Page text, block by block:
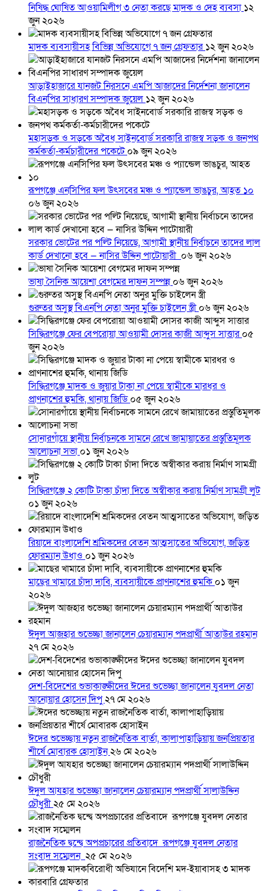
নিষিদ্ধ ঘোষিত আওয়ামিলীগ ৩ নেতা করছে মাদক ও দেহ ব্যবসা ১২
জুন ২০২৬
মাদক ব্যবসায়ীসহ বিভিন্ন অভিযোগে ৭ জন গ্রেফতার১২ জুন ২০২৬
আড়াইহাজারে যানজট নিরসনে এমপি আজাদের নির্দেশনা জানালেন
বিএনপির সাধারণ সম্পাদক জুয়েল ১২ জুন ২০২৬
মহাসড়ক ও সড়কে অবৈধ সাইনবোর্ড সরকারি রাজস্ব সড়ক ও জনপথ
কর্মকর্তা-কর্মচারীদের পকেটে০৯ জুন ২০২৬
রূপগঞ্জে এনসিপির ফল উৎসবের মঞ্চ ও প্যান্ডেল ভাঙচুর, আহত ১০
০৬ জুন ২০২৬
সরকার ভোটের পর পল্টি নিয়েছে, আগামী স্থানীয় নির্বাচনে তাদের লাল
কার্ড দেখানো হবে — নাসির উদ্দিন পাটোয়ারী ০৬ জুন ২০২৬
ভাষা সৈনিক আয়েশা বেগমের দাফন সম্পন্ন ০৬ জুন ২০২৬
গুরুতর অসুস্থ বিএনপি নেতা অনুর মুক্তি চাইলেন স্ত্রী০৬ জুন ২০২৬
সিদ্ধিরগঞ্জে ফের বেপরোয়া আওয়ামী দোসর কাজী আব্দুস সাত্তার০৫
জুন ২০২৬
সিদ্ধিরগঞ্জে মাদক ও জুয়ার টাকা না পেয়ে স্বামীকে মারধর ও
প্রাণনাশের হুমকি, থানায় জিডি০৫ জুন ২০২৬
সোনারগাঁয়ে স্থানীয় নির্বাচনকে সামনে রেখে জামায়াতের প্রস্তুতিমূলক
আলোচনা সভা ০১ জুন ২০২৬
সিদ্ধিরগঞ্জে ২ কোটি টাকা চাঁদা দিতে অস্বীকার করায় নির্মাণ সামগ্রী লুট
০১ জুন ২০২৬
রিয়াদে বাংলাদেশি শ্রমিকদের বেতন আত্মসাতের অভিযোগ, জড়িত
ফোরম্যান উধাও ০১ জুন ২০২৬
মাছের খামারে চাঁদা দাবি, ব্যবসায়ীকে প্রাণনাশের হুমকি ০১ জুন
২০২৬
ঈদুল আজহার শুভেচ্ছা জানালেন চেয়ারম্যান পদপ্রার্থী আতাউর রহমান
২৭ মে ২০২৬
দেশ-বিদেশের শুভাকাঙ্ক্ষীদের ঈদের শুভেচ্ছা জানালেন যুবদল নেতা
আনোয়ার হোসেন দিপু২৭ মে ২০২৬
ঈদের শুভেচ্ছায় নতুন রাজনৈতিক বার্তা, কালাপাহাড়িয়ায় জনপ্রিয়তার
শীর্ষে মোবারক হোসাইন২৬ মে ২০২৬
ঈদুল আযহার শুভেচ্ছা জানালেন চেয়ারম্যান পদপ্রার্থী সালাউদ্দিন
চৌধুরী২৫ মে ২০২৬
রাজনৈতিক দ্বন্দ্বে অপপ্রচারের প্রতিবাদে ‎রূপগঞ্জে যুবদল নেতার
সংবাদ সম্মেলন ‎ ২৫ মে ২০২৬